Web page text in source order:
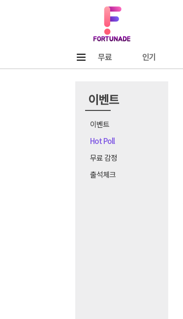
무료 인기
이벤트
이벤트
Hot Poll
무료 감정
출석체크